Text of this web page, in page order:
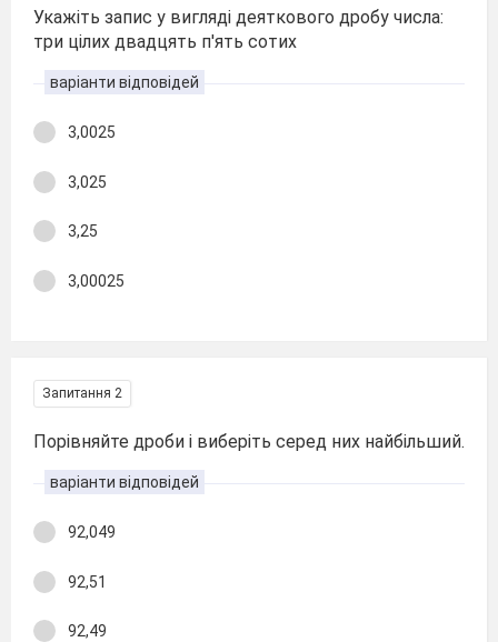
Укажіть запис у вигляді деяткового дробу числа:
три цілих двадцять п'ять сотих
варіанти відповідей
3,0025
3,025
3,25
3,00025
Запитання 2
Порівняйте дроби і виберіть серед них найбільший.
варіанти відповідей
92,049
92,51
92,49